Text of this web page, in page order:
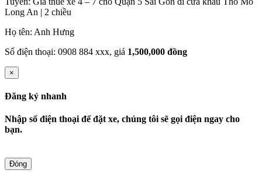
Long An | 2 chiều
Họ tên: Anh Hưng
Số điện thoại: 0908 884 xxx, giá 1,500,000 đồng
×
Đăng ký nhanh
Nhập số điện thoại để đặt xe, chúng tôi sẽ gọi điện ngay cho
bạn.
Đóng